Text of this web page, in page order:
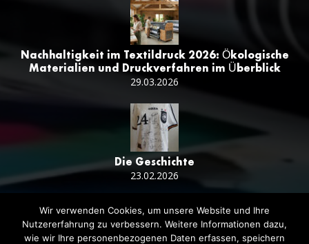
Nachhaltigkeit im Textildruck 2026: Ökologische
Materialien und Druckverfahren im Überblick
29.03.2026
Die Geschichte
23.02.2026
Wir verwenden Cookies, um unsere Website und Ihre
Nutzererfahrung zu verbessern. Weitere Informationen dazu,
wie wir Ihre personenbezogenen Daten erfassen, speichern